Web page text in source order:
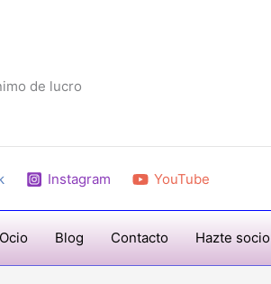
de lucro
Instagram YouTube
Ocio Blog Contacto Hazte socio